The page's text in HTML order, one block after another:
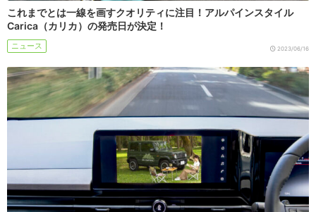
これまでとは一線を画すクオリティに注目！アルパインスタイル
Carica（カリカ）の発売日が決定！
ニュース 2023/06/16